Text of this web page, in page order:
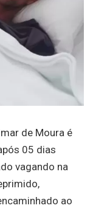
de Moura é
05 dias
vagando na
ao